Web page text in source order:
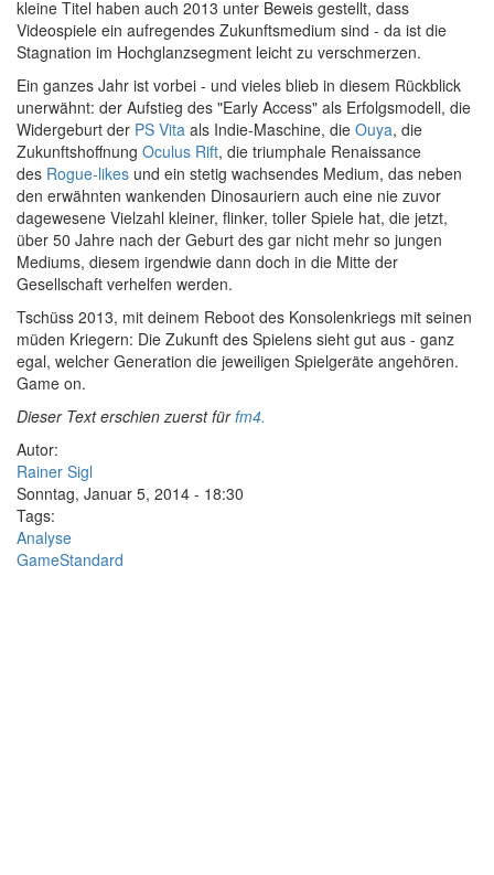
kleine Titel haben auch 2013 unter Beweis gestellt, dass
Videospiele ein aufregendes Zukunftsmedium sind - da ist die
Stagnation im Hochglanzsegment leicht zu verschmerzen.
Ein ganzes Jahr ist vorbei - und vieles blieb in diesem Rückblick
unerwähnt: der Aufstieg des "Early Access" als Erfolgsmodell, die
Widergeburt der PS Vita als Indie-Maschine, die Ouya, die
Zukunftshoffnung Oculus Rift, die triumphale Renaissance
des Rogue-likes und ein stetig wachsendes Medium, das neben
den erwähnten wankenden Dinosauriern auch eine nie zuvor
dagewesene Vielzahl kleiner, flinker, toller Spiele hat, die jetzt,
über 50 Jahre nach der Geburt des gar nicht mehr so jungen
Mediums, diesem irgendwie dann doch in die Mitte der
Gesellschaft verhelfen werden.
Tschüss 2013, mit deinem Reboot des Konsolenkriegs mit seinen
müden Kriegern: Die Zukunft des Spielens sieht gut aus - ganz
egal, welcher Generation die jeweiligen Spielgeräte angehören.
Game on.
Dieser Text erschien zuerst fürfm4.
Autor:
Rainer Sigl
Sonntag, Januar 5, 2014 - 18:30
Tags:
Analyse
GameStandard